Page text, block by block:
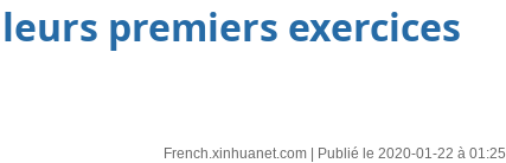
premiers exercices
French.xinhuanet.com| Publié le 2020-01-22 à 01:25